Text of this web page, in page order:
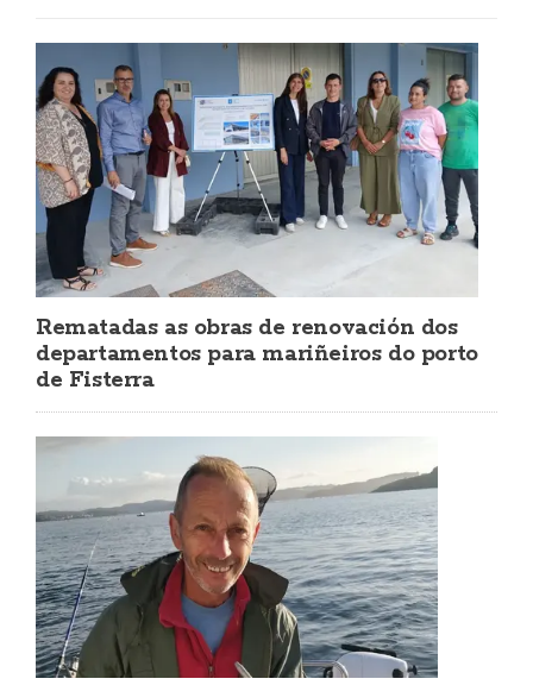
Rematadas as obras de renovación dos
departamentos para mariñeiros do porto
de Fisterra